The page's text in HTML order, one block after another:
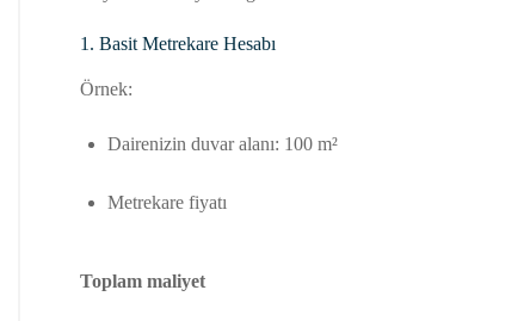
1. Basit Metrekare Hesabı
Örnek:
Dairenizin duvar alanı: 100 m²
Metrekare fiyatı
Toplam maliyet